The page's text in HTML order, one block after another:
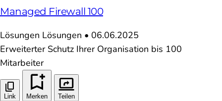
Managed Firewall 100
Lösungen Lösungen • 06.06.2025
Erweiterter Schutz Ihrer Organisation bis 100
Mitarbeiter
Link Merken Teilen